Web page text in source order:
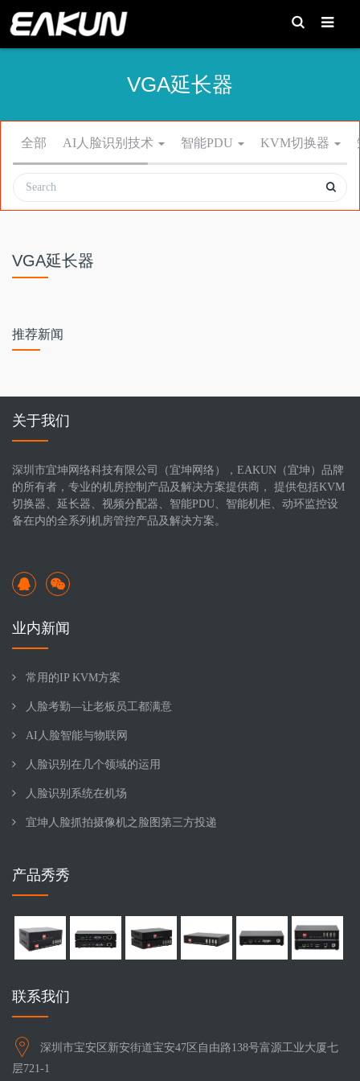
T
o
g
r
h
VGA延长器
全部 AI人脸识别技术 智能PDU KVM切换器
VGA延长器
推荐新闻
关于我们
深圳市宜坤网络科技有限公司（宜坤网络），EAKUN（宜坤）品牌
的所有者，专业的机房控制产品及解决方案提供商， 提供包括KVM
切换器、延长器、视频分配器、智能PDU、智能机柜、动环监控设
备在内的全系列机房管控产品及解决方案。
业内新闻
常用的IP KVM方案
人脸考勤—让老板员工都满意
AI人脸智能与物联网
人脸识别在几个领域的运用
人脸识别系统在机场
宜坤人脸抓拍摄像机之脸图第三方投递
产品秀秀
联系我们
深圳市宝安区新安街道宝安47区自由路138号富源工业大厦七
层721-1